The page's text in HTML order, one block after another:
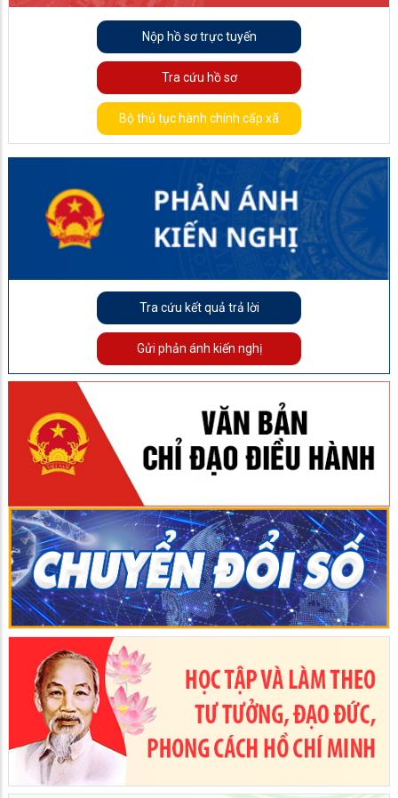
Nộp hồ sơ trực tuyến
Tra cứu hồ sơ
Bộ thủ tục hành chính cấp xã
Tra cứu kết quả trả lời
Gửi phản ánh kiến nghị